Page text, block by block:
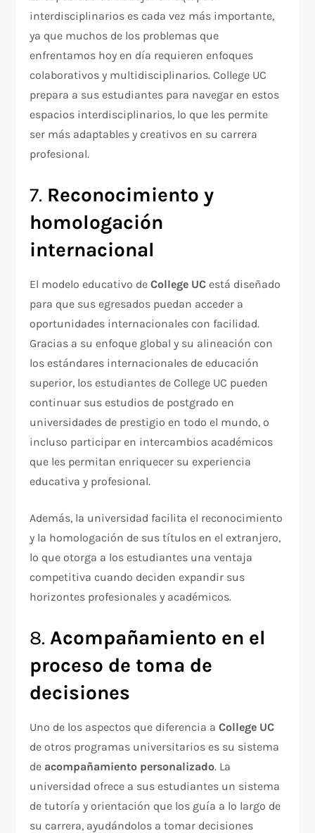
interdisciplinarios es cada vez más importante,
ya que muchos de los problemas que
enfrentamos hoy en día requieren enfoques
colaborativos y multidisciplinarios. College UC
prepara a sus estudiantes para navegar en estos
espacios interdisciplinarios, lo que les permite
ser más adaptables y creativos en su carrera
profesional.
7. Reconocimiento y
homologación
internacional
El modelo educativo deCollege UC está diseñado
para que sus egresados puedan acceder a
oportunidades internacionales con facilidad.
Gracias a su enfoque global y su alineación con
los estándares internacionales de educación
superior, los estudiantes de College UC pueden
continuar sus estudios de postgrado en
universidades de prestigio en todo el mundo, o
incluso participar en intercambios académicos
que les permitan enriquecer su experiencia
educativa y profesional.
Además, la universidad facilita el reconocimiento
y la homologación de sus títulos en el extranjero,
lo que otorga a los estudiantes una ventaja
competitiva cuando deciden expandir sus
horizontes profesionales y académicos.
8.Acompañamiento en el
proceso de toma de
decisiones
Uno de los aspectos que diferencia aCollege UC
de otros programas universitarios es su sistema
de acompañamiento personalizado. La
universidad ofrece a sus estudiantes un sistema
de tutoría y orientación que los guía a lo largo de
su carrera, ayudándolos a tomar decisiones